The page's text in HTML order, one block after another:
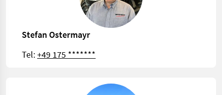
Stefan Ostermayr
Tel:+49 175 *******